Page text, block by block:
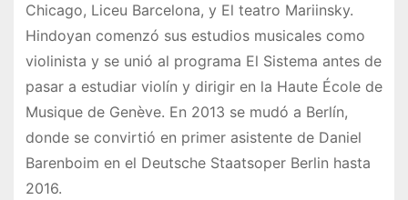
Chicago, Liceu Barcelona, ​​y El teatro Mariinsky.
Hindoyan comenzó sus estudios musicales como
violinista y se unió al programa El Sistema antes de
pasar a estudiar violín y dirigir en la Haute École de
Musique de Genève. En 2013 se mudó a Berlín,
donde se convirtió en primer asistente de Daniel
Barenboim en el Deutsche Staatsoper Berlin hasta
2016.